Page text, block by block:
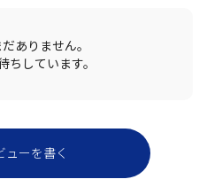
ありません。
ちしています。
ューを書く